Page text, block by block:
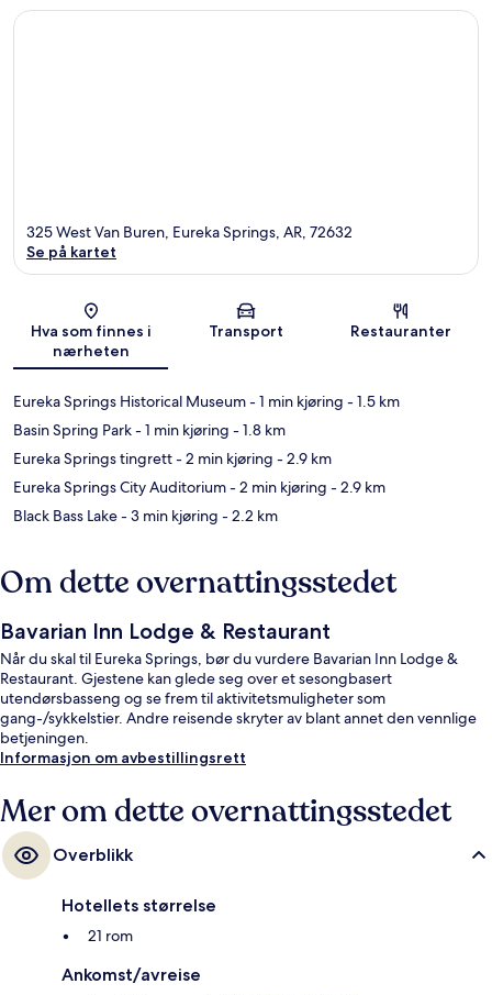
Kart
325 West Van Buren, Eureka Springs, AR, 72632
Se på kartet
Hva som finnes i
nærheten
Transport Restauranter
Eureka Springs Historical Museum- 1 min kjøring - 1.5 km
Basin Spring Park- 1 min kjøring - 1.8 km
Eureka Springs tingrett- 2 min kjøring - 2.9 km
Eureka Springs City Auditorium- 2 min kjøring - 2.9 km
Black Bass Lake- 3 min kjøring - 2.2 km
Om dette overnattingsstedet
Bavarian Inn Lodge & Restaurant
Når du skal til Eureka Springs, bør du vurdere Bavarian Inn Lodge &
Restaurant. Gjestene kan glede seg over et sesongbasert
utendørsbasseng og se frem til aktivitetsmuligheter som
gang-/sykkelstier. Andre reisende skryter av blant annet den vennlige
betjeningen.
Informasjon om avbestillingsrett
Mer om dette overnattingsstedet
Overblikk
Hotellets størrelse
21 rom
Ankomst/avreise